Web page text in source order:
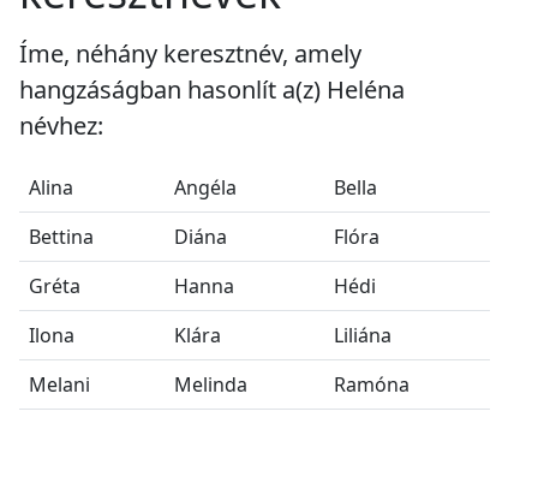
Íme, néhány keresztnév, amely
hangzáságban hasonlít a(z) Heléna
névhez:
Alina Angéla
Bella
Bettina
Diána
Flóra
Gréta
Hanna
Hédi
Ilona
Klára
Liliána
Melani
Melinda Ramóna